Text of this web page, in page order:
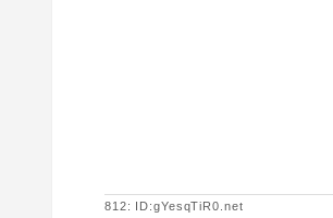
812: ID:gYesqTiR0.net